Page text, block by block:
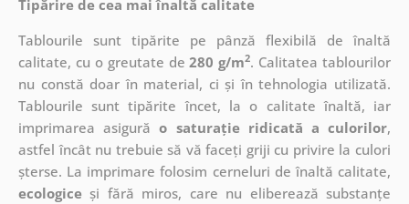
Tipărire de cea mai înaltă calitate
Tablourile sunt tipărite pe pânză flexibilă de înaltă
calitate, cu o greutate de280 g/m2. Calitatea tablourilor
nu constă doar în material, ci și în tehnologia utilizată.
Tablourile sunt tipărite încet, la o calitate înaltă, iar
imprimarea asigurăo saturație ridicată a culorilor,
astfel încât nu trebuie să vă faceți griji cu privire la culori
șterse. La imprimare folosim cerneluri de înaltă calitate,
ecologiceși fără miros, care nu eliberează substanțe